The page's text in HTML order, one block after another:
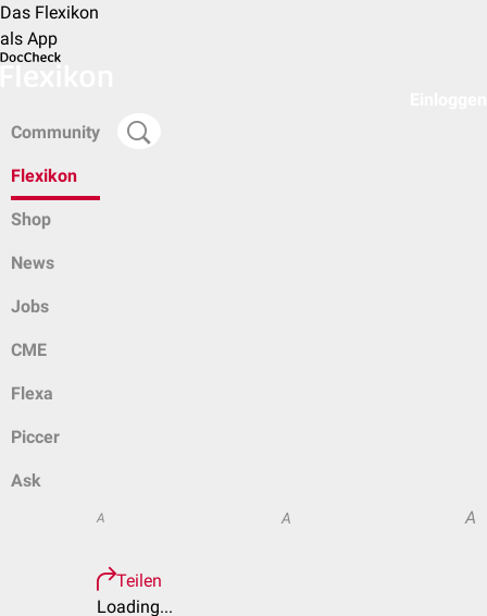
Das Flexikon
als App
Community
Flexikon
Shop
News
Jobs
CME
Flexa
Piccer
Ask
A A A
Teilen
Loading...